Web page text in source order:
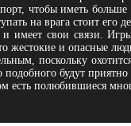
чтобы иметь
на врага стоит его
имеет свои связи.
жестокие и опасные
поскольку
будут
есть полюбившиеся